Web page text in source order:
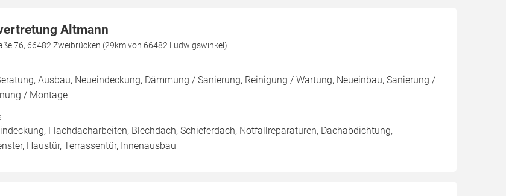
Altmann
76, 66482 Zweibrücken (29km von 66482 Ludwigswinkel)
Ausbau, Neueindeckung, Dämmung / Sanierung, Reinigung / Wartung, Neueinbau, Sanierung /
/ Montage
Flachdacharbeiten, Blechdach, Schieferdach, Notfallreparaturen, Dachabdichtung,
Haustür, Terrassentür, Innenausbau